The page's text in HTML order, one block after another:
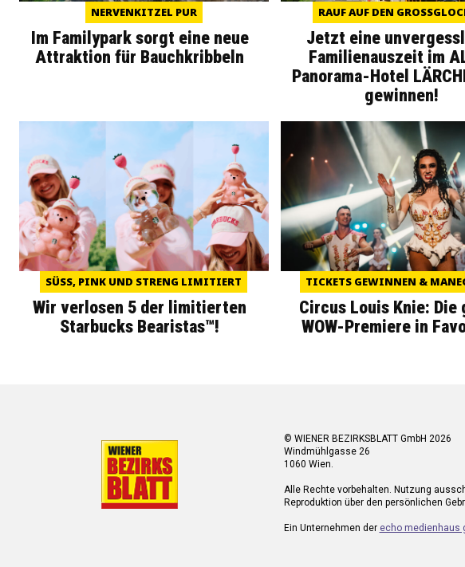
NERVENKITZEL PUR
Im Familypark sorgt eine neue
Attraktion für Bauchkribbeln
RAUF AUF DEN
Jetzt eine
Familienauszeit im
Panorama-Hotel
gewinnen!
SÜSS, PINK UND STRENG LIMITIERT
Wir verlosen 5 der limitierten
Starbucks Bearistas™!
TICKETS GEWINNEN &
Circus Louis Knie: Die
WOW-Premiere in
© WIENER BEZIRKSBLATT GmbH 2026
Windmühlgasse 26
1060 Wien.
Alle Rechte vorbehalten. Nutzung
Reproduktion über den persönlichen
Ein Unternehmen der echo medienhaus